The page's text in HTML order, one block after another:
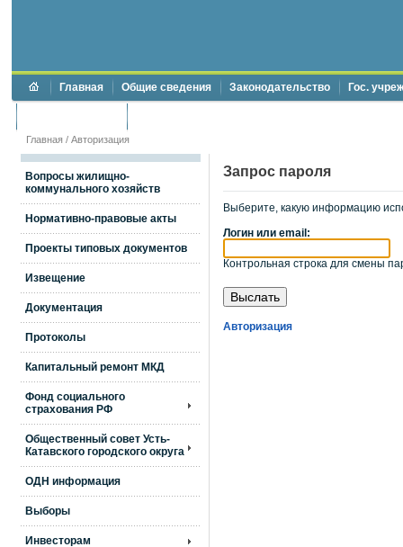
Главная Общие сведения Законодательство Гос.
Главная / Авторизация
Вопросы жилищно-
коммунального хозяйств
Нормативно-правовые акты
Проекты типовых документов
Извещение
Документация
Протоколы
Капитальный ремонт МКД
Фонд социального
страхования РФ
Общественный совет Усть-
Катавского городского округа
ОДН информация
Выборы
Инвесторам
Запрос пароля
Выберите, какую информацию
Логин или email:
Контрольная строка для смены
Авторизация